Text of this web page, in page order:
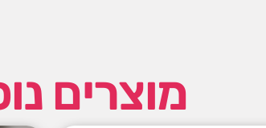
מוצרים